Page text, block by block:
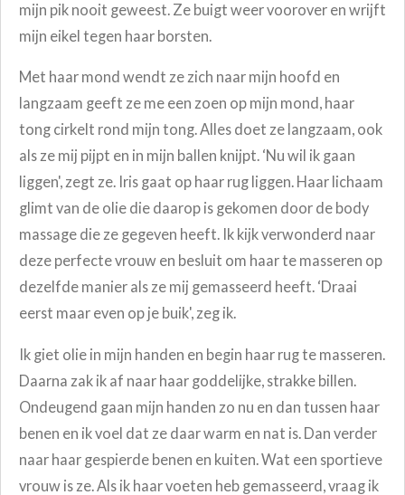
mijn pik nooit geweest. Ze buigt weer voorover en wrijft
mijn eikel tegen haar borsten.
Met haar mond wendt ze zich naar mijn hoofd en
langzaam geeft ze me een zoen op mijn mond, haar
tong cirkelt rond mijn tong. Alles doet ze langzaam, ook
als ze mij pijpt en in mijn ballen knijpt. ‘Nu wil ik gaan
liggen', zegt ze. Iris gaat op haar rug liggen. Haar lichaam
glimt van de olie die daarop is gekomen door de body
massage die ze gegeven heeft. Ik kijk verwonderd naar
deze perfecte vrouw en besluit om haar te masseren op
dezelfde manier als ze mij gemasseerd heeft. ‘Draai
eerst maar even op je buik', zeg ik.
Ik giet olie in mijn handen en begin haar rug te masseren.
Daarna zak ik af naar haar goddelijke, strakke billen.
Ondeugend gaan mijn handen zo nu en dan tussen haar
benen en ik voel dat ze daar warm en nat is. Dan verder
naar haar gespierde benen en kuiten. Wat een sportieve
vrouw is ze. Als ik haar voeten heb gemasseerd, vraag ik